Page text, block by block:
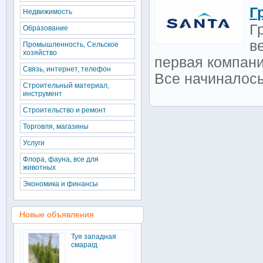
первая
Все
Недвижимость
Образование
Промышленность, Сельское
хозяйство
Связь, интернет, телефон
Строительный материал,
инструмент
Строительство и ремонт
Торговля, магазины
Услуги
Флора, фауна, все для
животных
Экономика и финансы
Новые объявления
Туя западная
смарагд